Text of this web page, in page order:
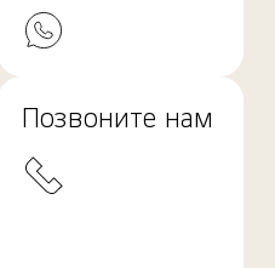
Позвоните нам